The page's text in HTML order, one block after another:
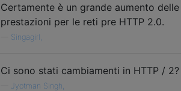
Certamente è un grande aumento delle
prestazioni per le reti pre HTTP 2.0.
Singagirl,
Ci sono stati cambiamenti in HTTP / 2?
Jyotman Singh,